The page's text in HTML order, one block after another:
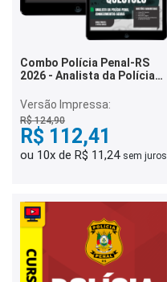
Combo Polícia Penal-RS
2026 - Analista da Polícia
Computação e Sistemas de
Informação e Tecnologia
Versão Impressa:
R$ 124,90
R$ 112,41
ou 10x de R$ 11,24 sem juros